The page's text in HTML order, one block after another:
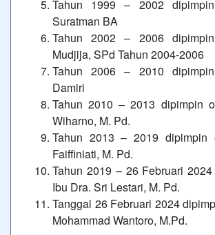
Tahun 1999 – 2002
Suratman BA
Tahun 2002 – 2006
Mudjija, SPd Tahun 2004-2006
Tahun 2006 – 2010
Damiri
Tahun 2010 – 2013 dipimpin
Wiharno, M. Pd.
Tahun 2013 – 2019 dipimpin
Faiffiniati, M. Pd.
Tahun 2019 – 26 Februari
Ibu Dra. Sri Lestari, M. Pd.
Tanggal 26 Februari 2024
Mohammad Wantoro, M.Pd.